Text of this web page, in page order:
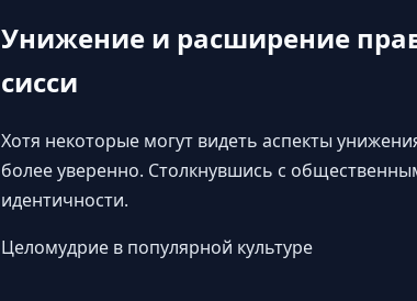
Унижение и расширение
сисси
Хотя некоторые могут видеть аспекты
более уверенно. Столкнувшись с
идентичности.
Целомудрие в популярной культуре